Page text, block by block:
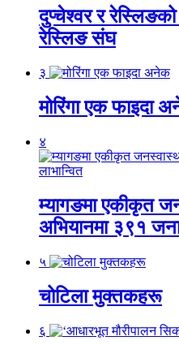
दुप्चेश्वर र रेस्लिङको
रेस्लिङ संघ
३
मोरिंगा एक फाइदा
४
म्यागङमा एकीकृत
अभियानमा ३९१ जना
५
चोटिला मुक्तकहरू
६